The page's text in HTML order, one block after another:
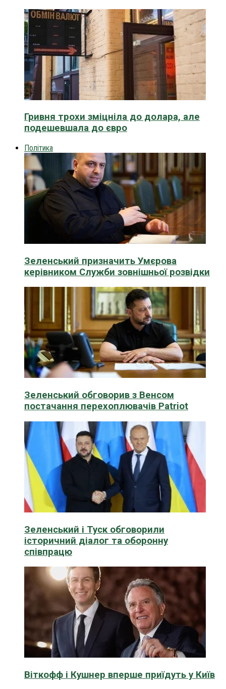
Гривня трохи зміцніла до долара, але
подешевшала до євро
Політика
Зеленський призначить Умєрова
керівником Служби зовнішньої розвідки
Зеленський обговорив з Венсом
постачання перехоплювачів Patriot
Зеленський і Туск обговорили
історичний діалог та оборонну
співпрацю
Віткофф і Кушнер вперше приїдуть у Київ